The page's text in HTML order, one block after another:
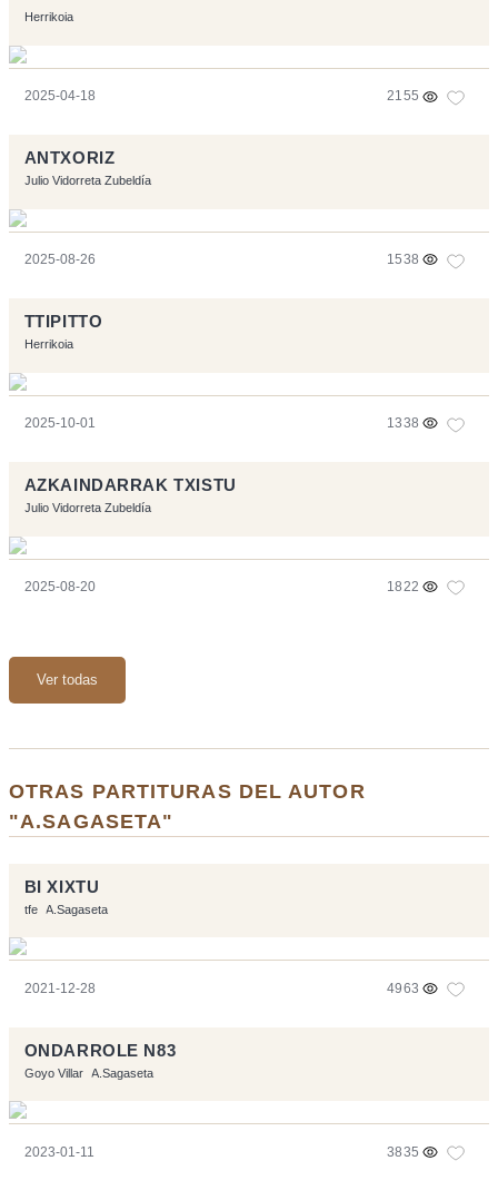
Herrikoia
2025-04-18 2155
ANTXORIZ
Julio Vidorreta Zubeldía
2025-08-26 1538
TTIPITTO
Herrikoia
2025-10-01 1338
AZKAINDARRAK TXISTU
Julio Vidorreta Zubeldía
2025-08-20 1822
Ver todas
OTRAS PARTITURAS DEL AUTOR
"A.SAGASETA"
BI XIXTU
tfe A.Sagaseta
2021-12-28 4963
ONDARROLE N83
Goyo Villar A.Sagaseta
2023-01-11 3835